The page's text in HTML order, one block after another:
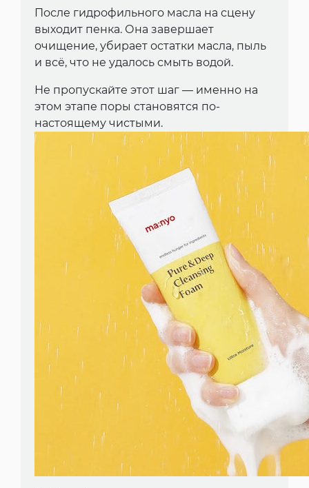
После гидрофильного масла на сцену
выходит пенка. Она завершает
очищение, убирает остатки масла, пыль
и всё, что не удалось смыть водой.
Не пропускайте этот шаг — именно на
этом этапе поры становятся по-
настоящему чистыми.